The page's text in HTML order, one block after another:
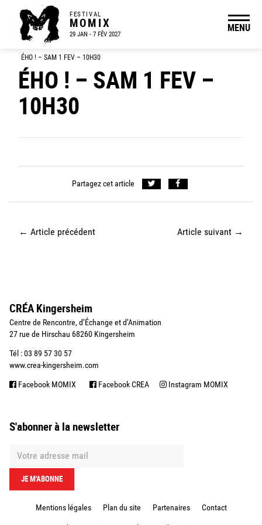
FESTIVAL
MOMIX
29 JAN - 7 FÉV 2027
MENU
ÉHO ! – SAM 1 FEV – 10H30
ÉHO ! – SAM 1 FEV –
10H30
Partagez cet article
← Article précédent Article suivant →
CRÉA Kingersheim
Centre de Rencontre, d’Échange et d’Animation
27 rue de Hirschau 68260 Kingersheim
Tél : 03 89 57 30 57
www.crea-kingersheim.com
Facebook MOMIX Facebook CREA Instagram MOMIX
S'abonner à la newsletter
Mentions légales Plan du site Partenaires Contact